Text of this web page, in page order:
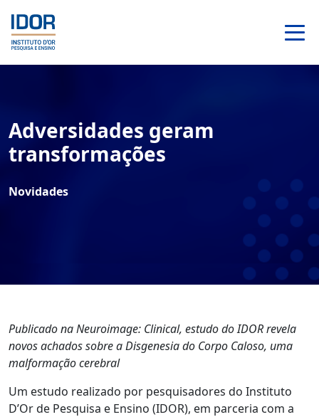
Adversidades geram
transformações
Novidades
Publicado na Neuroimage: Clinical, estudo do IDOR revela
novos achados sobre a Disgenesia do Corpo Caloso, uma
malformação cerebral
Um estudo realizado por pesquisadores do Instituto
D’Or de Pesquisa e Ensino (IDOR), em parceria com a